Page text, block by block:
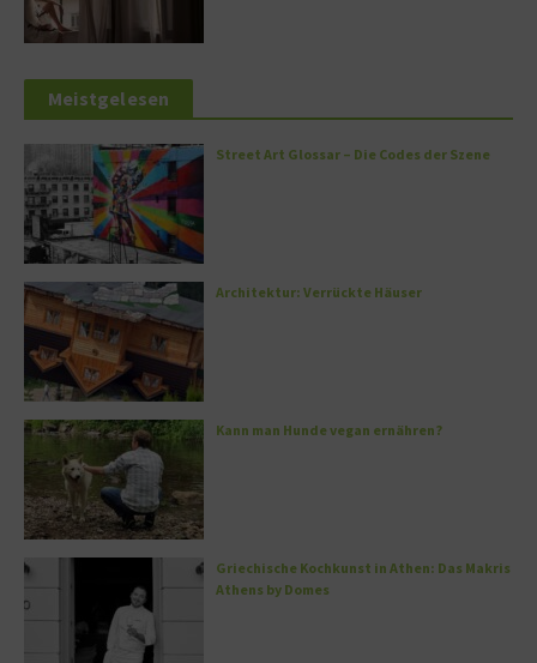
Meistgelesen
Street Art Glossar – Die Codes der Szene
Architektur: Verrückte Häuser
Kann man Hunde vegan ernähren?
Griechische Kochkunst in Athen: Das Makris
Athens by Domes